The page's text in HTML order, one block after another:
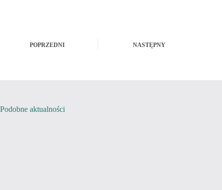
POPRZEDNI NASTĘPNY
Podobne aktualności